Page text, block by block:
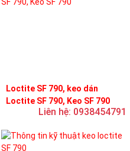
Loctite SF 790, keo dán
Loctite SF 790, Keo SF 790
Liên hệ: 0938454791